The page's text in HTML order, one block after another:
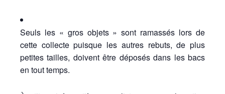
Seuls les « gros objets » sont ramassés lors de
cette collecte puisque les autres rebuts, de plus
petites tailles, doivent être déposés dans les bacs
en tout temps.